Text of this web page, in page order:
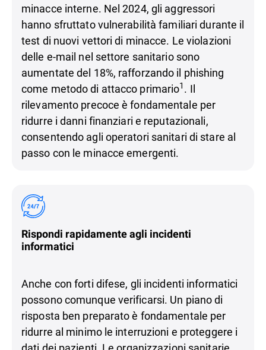
minacce interne. Nel 2024, gli aggressori
hanno sfruttato vulnerabilità familiari durante il
test di nuovi vettori di minacce. Le violazioni
delle e-mail nel settore sanitario sono
aumentate del 18%, rafforzando il phishing
come metodo di attacco primario1 . Il
rilevamento precoce è fondamentale per
ridurre i danni finanziari e reputazionali,
consentendo agli operatori sanitari di stare al
passo con le minacce emergenti.
Rispondi rapidamente agli incidenti
informatici
Anche con forti difese, gli incidenti informatici
possono comunque verificarsi. Un piano di
risposta ben preparato è fondamentale per
ridurre al minimo le interruzioni e proteggere i